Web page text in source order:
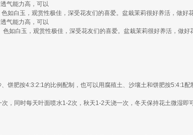
气能力高，可以
如白玉，观赏性极佳，深受花友们的喜爱。盆栽茉莉很好养活，做
气能力高，可以
如白玉，观赏性极佳，深受花友们的喜爱。盆栽茉莉很好养活，做
饼肥按4:3:2:1的比例配制，也可以用腐殖土、沙壤土和饼肥按5:4:1配
，同时每天叶面喷水1-2次，秋天1-2天浇一次，冬天保持花土微湿即